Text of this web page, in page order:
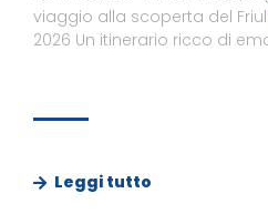
viaggio alla scoperta del
2026 Un itinerario ricco di
Leggi tutto